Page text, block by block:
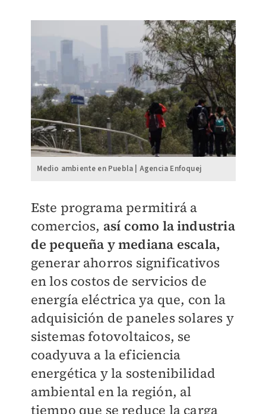
Medio ambiente en Puebla | Agencia Enfoquej
Este programa permitirá a
comercios, así como la industria
de pequeña y mediana escala,
generar ahorros significativos
en los costos de servicios de
energía eléctrica ya que, con la
adquisición de paneles solares y
sistemas fotovoltaicos, se
coadyuva a la eficiencia
energética y la sostenibilidad
ambiental en la región, al
tiempo que se reduce la carga